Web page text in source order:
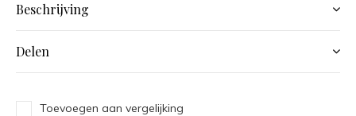
Beschrijving
Delen
Toevoegen aan vergelijking